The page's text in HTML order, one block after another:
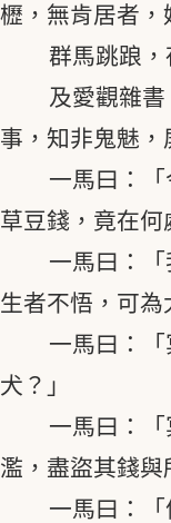
櫪，無肯居者，
群馬跳踉，
及愛觀雜
事，知非鬼魅，
一馬曰：
草豆錢，竟在何
一馬曰：「
生者不悟，可為
一馬曰：
犬？」
一馬曰：
濫，盡盜其錢與
一馬曰：